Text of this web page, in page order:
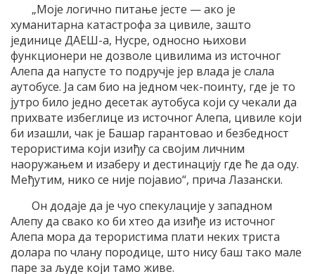
„Моје логично питање јесте — ако је
хуманитарна катастрофа за цивиле, зашто
јединице ДАЕШ-а, Нусре, односно њихови
функционери не дозволе цивилима из источног
Алепа да напусте то подручје јер влада је слала
аутобусе. Ја сам био на једном чек-поинту, где је то
јутро било једно десетак аутобуса који су чекали да
прихвате избеглице из источног Алепа, цивиле који
би изашли, чак је Башар гарантовао и безбедност
терористима који изиђу са својим личним
наоружањем и изаберу и дестинацију где ће да оду.
Међутим, нико се није појавио“, прича Лазански.
Он додаје да је чуо спекулације у западном
Алепу да свако ко би хтео да изиђе из источног
Алепа мора да терористима плати неких триста
долара по члану породице, што нису баш тако мале
паре за људе који тамо живе.